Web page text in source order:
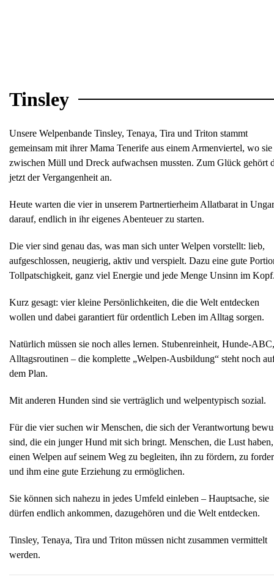
Tinsley
Unsere Welpenbande Tinsley, Tenaya, Tira und Triton stammt
gemeinsam mit ihrer Mama Tenerife aus einem Armenviertel, wo sie
zwischen Müll und Dreck aufwachsen mussten. Zum Glück gehört
jetzt der Vergangenheit an.
Heute warten die vier in unserem Partnertierheim Allatbarat in
darauf, endlich in ihr eigenes Abenteuer zu starten.
Die vier sind genau das, was man sich unter Welpen vorstellt: lieb,
aufgeschlossen, neugierig, aktiv und verspielt. Dazu eine gute
Tollpatschigkeit, ganz viel Energie und jede Menge Unsinn im
Kurz gesagt: vier kleine Persönlichkeiten, die die Welt entdecken
wollen und dabei garantiert für ordentlich Leben im Alltag sorgen.
Natürlich müssen sie noch alles lernen. Stubenreinheit, Hunde-ABC,
Alltagsroutinen – die komplette „Welpen-Ausbildung“ steht noch
dem Plan.
Mit anderen Hunden sind sie verträglich und welpentypisch sozial.
Für die vier suchen wir Menschen, die sich der Verantwortung
sind, die ein junger Hund mit sich bringt. Menschen, die Lust haben,
einen Welpen auf seinem Weg zu begleiten, ihn zu fördern, zu
und ihm eine gute Erziehung zu ermöglichen.
Sie können sich nahezu in jedes Umfeld einleben – Hauptsache, sie
dürfen endlich ankommen, dazugehören und die Welt entdecken.
Tinsley, Tenaya, Tira und Triton müssen nicht zusammen vermittelt
werden.